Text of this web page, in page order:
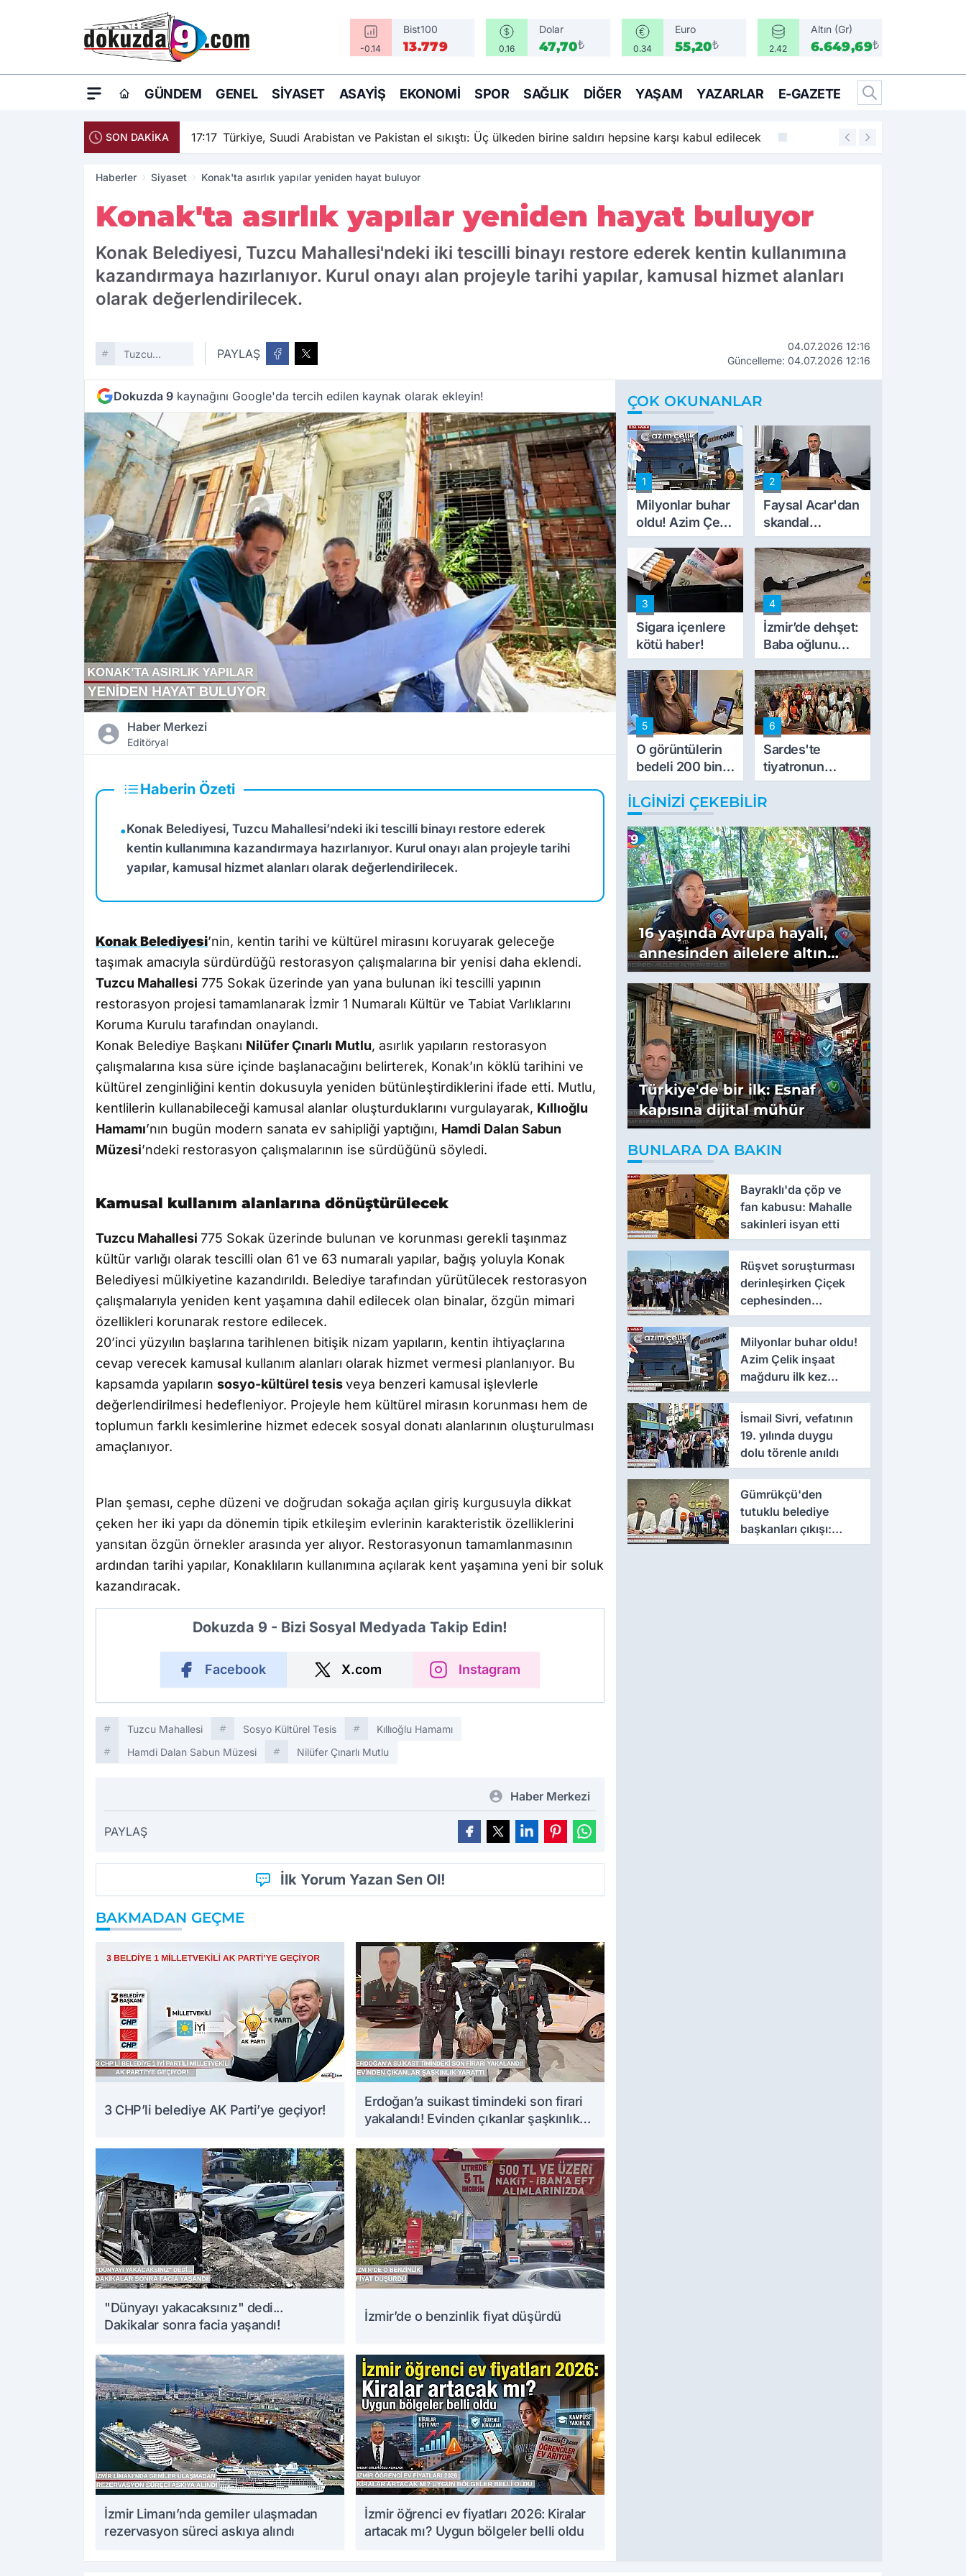
-0.14
Bist100
13.779 0.16
Dolar
47,70₺ 0.34
Euro
55,20₺ 2.42
Altın (Gr)
6.649,69₺
GÜNDEM GENEL SIYASET ASAYIŞ EKONOMI SPOR SAĞLIK DIĞER YAŞAM YAZARLAR E-GAZETE
SON DAKİKA 17:17 Türkiye, Suudi Arabistan ve Pakistan el sıkıştı: Üç ülkeden birine saldırı hepsine karşı kabul edilecek 16:50
Haberler Siyaset Konak'ta asırlık yapılar yeniden hayat buluyor
Konak'ta asırlık yapılar yeniden hayat buluyor
Konak Belediyesi, Tuzcu Mahallesi'ndeki iki tescilli binayı restore ederek kentin kullanımına
kazandırmaya hazırlanıyor. Kurul onayı alan projeyle tarihi yapılar, kamusal hizmet alanları
olarak değerlendirilecek.
Tuzcu
PAYLAŞ
04.07.2026 12:16
Güncelleme: 04.07.2026 12:16
Dokuzda 9 kaynağını Google'da tercih edilen kaynak olarak ekleyin!
Haber Merkezi
Editöryal
Haberin Özeti
•Konak Belediyesi, Tuzcu Mahallesi’ndeki iki tescilli binayı restore ederek
kentin kullanımına kazandırmaya hazırlanıyor. Kurul onayı alan projeyle tarihi
yapılar, kamusal hizmet alanları olarak değerlendirilecek.
Konak Belediyesi’nin, kentin tarihi ve kültürel mirasını koruyarak geleceğe
taşımak amacıyla sürdürdüğü restorasyon çalışmalarına bir yenisi daha eklendi.
Tuzcu Mahallesi 775 Sokak üzerinde yan yana bulunan iki tescilli yapının
restorasyon projesi tamamlanarak İzmir 1 Numaralı Kültür ve Tabiat Varlıklarını
Koruma Kurulu tarafından onaylandı.
Konak Belediye Başkanı Nilüfer Çınarlı Mutlu, asırlık yapıların restorasyon
çalışmalarına kısa süre içinde başlanacağını belirterek, Konak’ın köklü tarihini ve
kültürel zenginliğini kentin dokusuyla yeniden bütünleştirdiklerini ifade etti. Mutlu,
kentlilerin kullanabileceği kamusal alanlar oluşturduklarını vurgulayarak, Kıllıoğlu
Hamamı’nın bugün modern sanata ev sahipliği yaptığını, Hamdi Dalan Sabun
Müzesi’ndeki restorasyon çalışmalarının ise sürdüğünü söyledi.
Kamusal kullanım alanlarına dönüştürülecek
Tuzcu Mahallesi 775 Sokak üzerinde bulunan ve korunması gerekli taşınmaz
kültür varlığı olarak tescilli olan 61 ve 63 numaralı yapılar, bağış yoluyla Konak
Belediyesi mülkiyetine kazandırıldı. Belediye tarafından yürütülecek restorasyon
çalışmalarıyla yeniden kent yaşamına dahil edilecek olan binalar, özgün mimari
özellikleri korunarak restore edilecek.
20’inci yüzyılın başlarına tarihlenen bitişik nizam yapıların, kentin ihtiyaçlarına
cevap verecek kamusal kullanım alanları olarak hizmet vermesi planlanıyor. Bu
kapsamda yapıların sosyo-kültürel tesisveya benzeri kamusal işlevlerle
değerlendirilmesi hedefleniyor. Projeyle hem kültürel mirasın korunması hem de
toplumun farklı kesimlerine hizmet edecek sosyal donatı alanlarının oluşturulması
amaçlanıyor.
Plan şeması, cephe düzeni ve doğrudan sokağa açılan giriş kurgusuyla dikkat
çeken her iki yapı da dönemin tipik etkileşim evlerinin karakteristik özelliklerini
yansıtan özgün örnekler arasında yer alıyor. Restorasyonun tamamlanmasının
ardından tarihi yapılar, Konaklıların kullanımına açılarak kent yaşamına yeni bir soluk
kazandıracak.
Dokuzda 9 - Bizi Sosyal Medyada Takip Edin!
Facebook X.com Instagram
Tuzcu Mahallesi Sosyo Kültürel Tesis
Kıllıoğlu Hamamı
Hamdi Dalan Sabun Müzesi
Nilüfer Çınarlı Mutlu
Haber Merkezi
PAYLAŞ
İlk Yorum Yazan Sen Ol!
BAKMADAN GEÇME
3 CHP’li belediye AK Parti’ye geçiyor!
Erdoğan’a suikast timindeki son firari
yakalandı! Evinden çıkanlar şaşkınlık
"Dünyayı yakacaksınız" dedi...
Dakikalar sonra facia yaşandı!
İzmir’de o benzinlik fiyat düşürdü
İzmir Limanı’nda gemiler ulaşmadan
rezervasyon süreci askıya alındı
İzmir öğrenci ev fiyatları 2026: Kiralar
artacak mı? Uygun bölgeler belli oldu
ÇOK OKUNANLAR
1
Milyonlar buhar
oldu! Azim Çelik
inşaat mağduru
ilk kez konuştu
2
Faysal Acar'dan
skandal
açıklamalar:
'Haluk Levent
peynircilerimizi
de kıskaca aldı,
müdahale ettik'
3
Sigara içenlere
kötü haber!
4
İzmir’de dehşet:
Baba oğlunu
vurdu
5
O görüntülerin
bedeli 200 bin
TL
6
Sardes'te
tiyatronun
imece ruhu
binlerce yıllık
İLGINIZI ÇEKEBILIR
16 yaşında Avrupa hayali,
annesinden ailelere altın
tavsiyeler
Türkiye'de bir ilk: Esnaf
kapısına dijital mühür
BUNLARA DA BAKIN
Bayraklı'da çöp ve
fan kabusu: Mahalle
sakinleri isyan etti
Rüşvet soruşturması
derinleşirken Çiçek
cephesinden
'montaj' savunması
Milyonlar buhar oldu!
Azim Çelik inşaat
mağduru ilk kez
konuştu
İsmail Sivri, vefatının
19. yılında duygu
dolu törenle anıldı
Gümrükçü'den
tutuklu belediye
başkanları çıkışı:
'Yıllarca iddianame